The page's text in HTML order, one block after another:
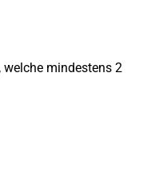
mindestens 2